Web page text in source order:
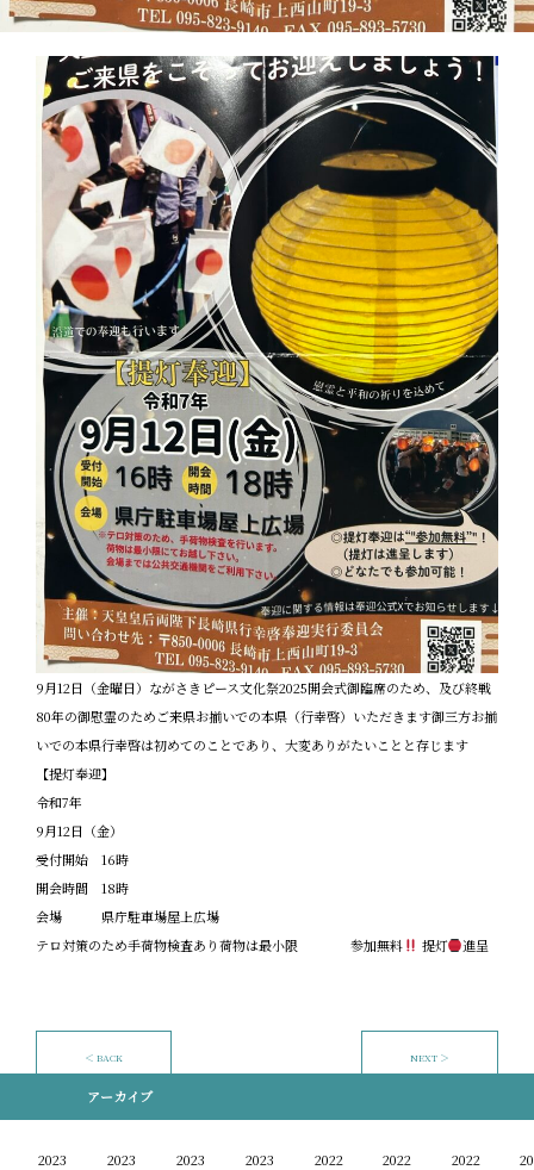
アーカイブ
2023
2023
2023
2023
2022
2022
2022
9月12日（金曜日）ながさきピース文化祭2025開会式御臨席のため、及び終戦
80年の御慰霊のためご来県お揃いでの本県（行幸啓）いただきます御三方お揃
いでの本県行幸啓は初めてのことであり、大変ありがたいことと存じます
【提灯奉迎】
令和7年
9月12日（金）
受付開始 16時
開会時間 18時
会場 県庁駐車場屋上広場
テロ対策のため手荷物検査あり荷物は最小限 参加無料
提灯 進呈
＜ BACK NEXT ＞